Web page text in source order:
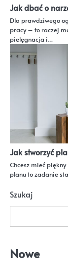
Jak dbać o
Dla prawdziwego
pracy – to raczej
pielęgnacja i…
Jak stworzyć
Chcesz mieć
planu to zadanie
Szukaj
Nowe